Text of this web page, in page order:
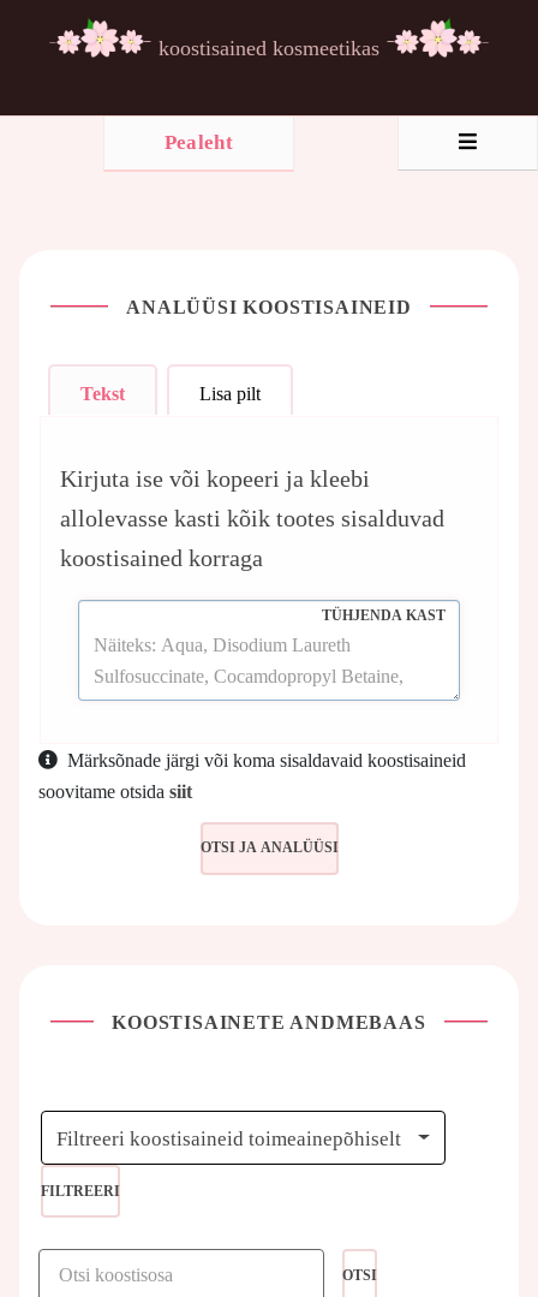
koostisained kosmeetikas
Pealeht
ANALÜÜSI KOOSTISAINEID
Tekst Lisa pilt
Kirjuta ise või kopeeri ja kleebi
allolevasse kasti kõik tootes sisalduvad
koostisained korraga
TÜHJENDA KAST
Märksõnade järgi või koma sisaldavaid koostisaineid
soovitame otsida siit
KOOSTISAINETE ANDMEBAAS
Filtreeri koostisaineid toimeainepõhiselt
FILTREERI
OTSI